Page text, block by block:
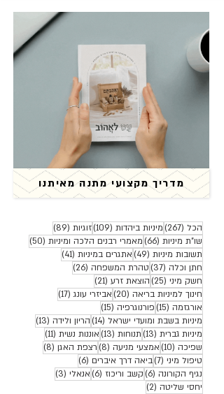
כמה פעמים בשבוע מומלץ
מדריך מקצועי מתנה מאיתנו
הכל (267) 267 פוסטים
מיניות ביהדות (109) 109 פוסטים
זוגיות (89)
89 פוסטים
שו"ת מיניות (66) 66 פוסטים
מאמרי רבנים הלכה ומיניות (50)
50 פוסטים
תשובות מיניות (49) 49 פוסטים
אתגרים במיניות (41)
41 פוסטים
חתן וכלה (37) 37 פוסטים
טהרת המשפחה (26)
26 פוסטים
חשק מיני (25) 25 פוסטים
הוצאת זרע (21)
21 פוסטים
חינוך למיניות בריאה (20) 20 פוסטים
אביזרי עונג (17)
17 פוסטים
אורגזמה (15) 15 פוסטיםפורנוגרפיה (15)
15 פוסטים
מיניות בשבת ומועדי ישראל (14) 14 פוסטיםהריון ולידה (13)
13 פוסטים
מיניות גברית (13) 13 פוסטיםתנוחות (13) 13 פוסטיםאוננות נשית (11)
11 פוסטים
שפיכה (10) 10 פוסטיםאמצעי מניעה (8) 8 פוסטיםרצפת האגן (8)
8 פוסטים
טיפול מיני (7) 7 פוסטיםביאה דרך איברים (6)
6 פוסטים
נגיף הקורונה (6) 6 פוסטיםקשב וריכוז (6) 6 פוסטיםאנאלי (3)
3 פוסטים
יחסי שליטה (2) 2 פוסטים